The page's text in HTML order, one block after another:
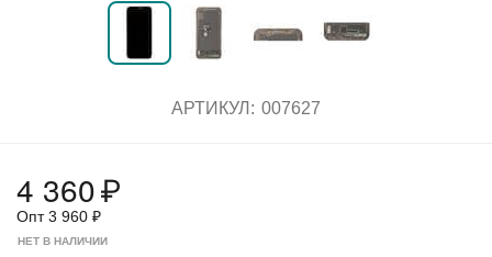
АРТИКУЛ: 007627
4 360₽
Опт3 960 ₽
НЕТ В НАЛИЧИИ